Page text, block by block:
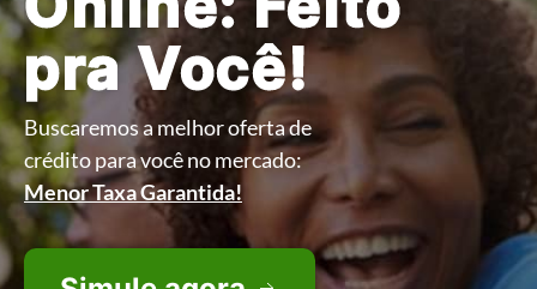
Aproveite!
Exclusivo para quem deseja ter
umavida mais tranquila!
Simule agora